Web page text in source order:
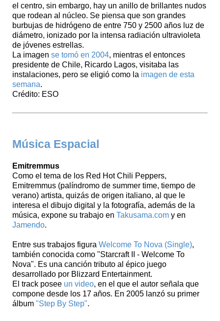
el centro, sin embargo, hay un anillo de brillantes nudos
que rodean al núcleo. Se piensa que son grandes
burbujas de hidrógeno de entre 750 y 2500 años luz de
diámetro, ionizado por la intensa radiación ultravioleta
de jóvenes estrellas.
La imagen se tomó en 2004, mientras el entonces
presidente de Chile, Ricardo Lagos, visitaba las
instalaciones, pero se eligió como la imagen de esta
semana.
Crédito: ESO
Música Espacial
Emitremmus
Como el tema de los Red Hot Chili Peppers,
Emitremmus (palíndromo de summer time, tiempo de
verano) artista, quizás de origen italiano, al que le
interesa el dibujo digital y la fotografía, además de la
música, expone su trabajo en Takusama.com y en
Jamendo.
Entre sus trabajos figura Welcome To Nova (Single),
también conocida como "Starcraft II - Welcome To
Nova". Es una canción tributo al épico juego
desarrollado por Blizzard Entertainment.
El track posee un video, en el que el autor señala que
compone desde los 17 años. En 2005 lanzó su primer
álbum "Step By Step".